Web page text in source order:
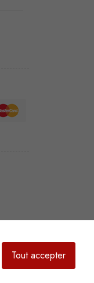
Tout accepter
Il est